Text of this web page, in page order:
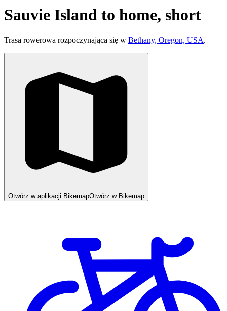
Sauvie Island to home, short
Trasa rowerowa rozpoczynająca się w Bethany, Oregon, USA.
Otwórz w aplikacji BikemapOtwórz w Bikemap